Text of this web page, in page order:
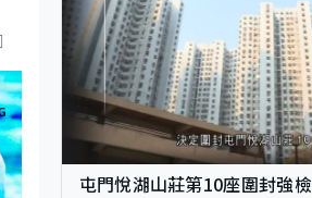
屯門悅湖山莊第10座圍封強檢